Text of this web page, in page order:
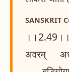
SANSKRIT
अवरम्